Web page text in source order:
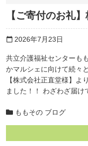
【ご寄付のお礼
calendar_today 2026年7月23日
共立介護福祉センターも
かマルシェに向けて続々
【株式会社正直堂様】よ
ました！！ わざわざ届
ももその ブログ